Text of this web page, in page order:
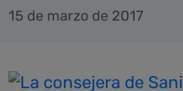
15 de marzo de 2017